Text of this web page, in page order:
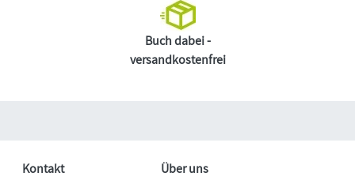
Buch dabei -
versandkostenfrei
Kontakt Über uns